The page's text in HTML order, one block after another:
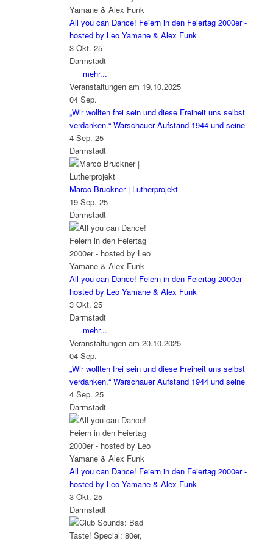
All you can Dance! Feiern in den Feiertag 2000er -
hosted by Leo Yamane & Alex Funk
3 Okt. 25
Darmstadt
mehr...
Veranstaltungen am 19.10.2025
04 Sep.
„Wir wollten frei sein und diese Freiheit uns selbst
verdanken.“ Warschauer Aufstand 1944 und seine
4 Sep. 25
Darmstadt
Marco Bruckner | Lutherprojekt
19 Sep. 25
Darmstadt
All you can Dance! Feiern in den Feiertag 2000er -
hosted by Leo Yamane & Alex Funk
3 Okt. 25
Darmstadt
mehr...
Veranstaltungen am 20.10.2025
04 Sep.
„Wir wollten frei sein und diese Freiheit uns selbst
verdanken.“ Warschauer Aufstand 1944 und seine
4 Sep. 25
Darmstadt
All you can Dance! Feiern in den Feiertag 2000er -
hosted by Leo Yamane & Alex Funk
3 Okt. 25
Darmstadt